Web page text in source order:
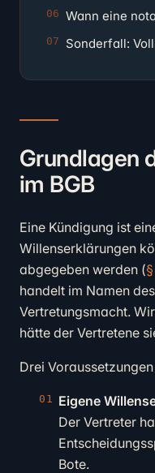
Wann eine
Sonderfall:
Grundlagen
im BGB
Eine Kündigung ist
Willenserklärungen
abgegeben werden (
handelt im Namen
Vertretungsmacht.
hätte der Vertretene
Drei
Eigene
Der Vertreter
Bote.